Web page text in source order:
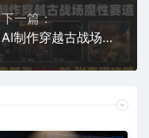
下一篇：
AI制作穿越古战场视频一夜涨粉20W保姆级教学(附AI变现指南)